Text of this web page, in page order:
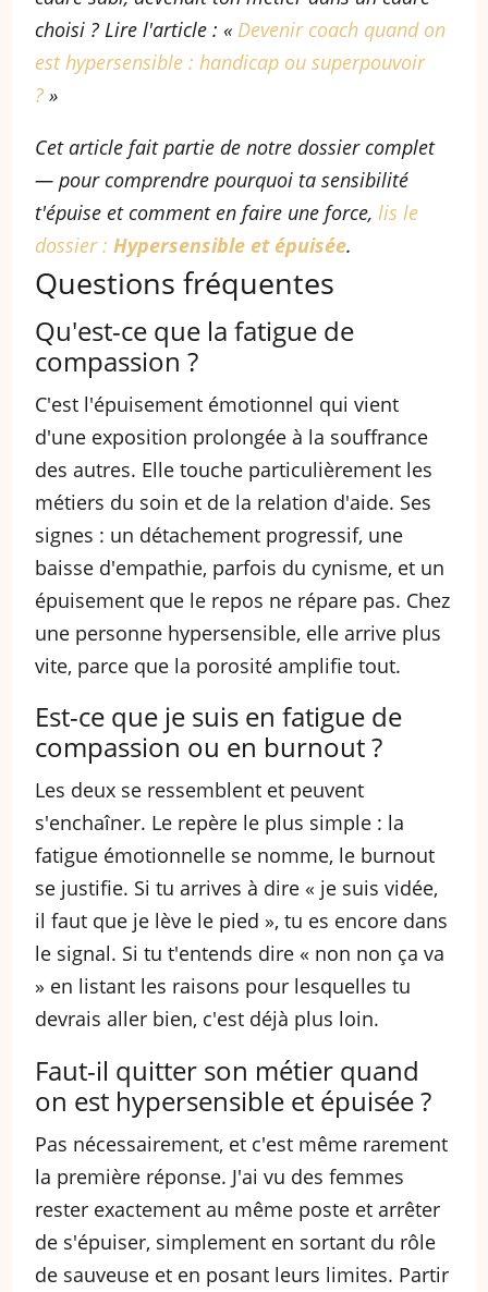
choisi ? Lire l'article : « Devenir coach quand on
est hypersensible : handicap ou superpouvoir
? »
Cet article fait partie de notre dossier complet
— pour comprendre pourquoi ta sensibilité
t'épuise et comment en faire une force,lis le
dossier :Hypersensible et épuisée.
Questions fréquentes
Qu'est-ce que la fatigue de
compassion ?
C'est l'épuisement émotionnel qui vient
d'une exposition prolongée à la souffrance
des autres. Elle touche particulièrement les
métiers du soin et de la relation d'aide. Ses
signes : un détachement progressif, une
baisse d'empathie, parfois du cynisme, et un
épuisement que le repos ne répare pas. Chez
une personne hypersensible, elle arrive plus
vite, parce que la porosité amplifie tout.
Est-ce que je suis en fatigue de
compassion ou en burnout ?
Les deux se ressemblent et peuvent
s'enchaîner. Le repère le plus simple : la
fatigue émotionnelle se nomme, le burnout
se justifie. Si tu arrives à dire « je suis vidée,
il faut que je lève le pied », tu es encore dans
le signal. Si tu t'entends dire « non non ça va
» en listant les raisons pour lesquelles tu
devrais aller bien, c'est déjà plus loin.
Faut-il quitter son métier quand
on est hypersensible et épuisée ?
Pas nécessairement, et c'est même rarement
la première réponse. J'ai vu des femmes
rester exactement au même poste et arrêter
de s'épuiser, simplement en sortant du rôle
de sauveuse et en posant leurs limites. Partir